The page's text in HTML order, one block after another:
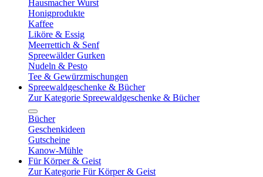
Hausmacher Wurst
Honigprodukte
Kaffee
Liköre & Essig
Meerrettich & Senf
Spreewälder Gurken
Nudeln & Pesto
Tee & Gewürzmischungen
Spreewaldgeschenke & Bücher
Zur Kategorie Spreewaldgeschenke & Bücher
Bücher
Geschenkideen
Gutscheine
Kanow-Mühle
Für Körper & Geist
Zur Kategorie Für Körper & Geist